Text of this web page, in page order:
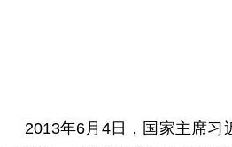
2013年6月4日，国家主席习近